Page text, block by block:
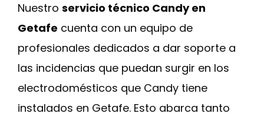
Nuestro servicio técnico Candy en
Getafe cuenta con un equipo de
profesionales dedicados a dar soporte a
las incidencias que puedan surgir en los
electrodomésticos que Candy tiene
instalados en Getafe. Esto abarca tanto